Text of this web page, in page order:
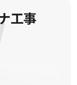
工事